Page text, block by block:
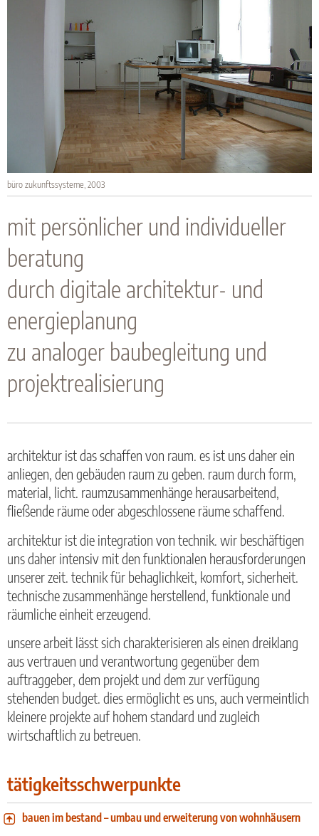
büro zukunftssysteme, 2003
mit persönlicher und individueller
beratung
durch digitale architektur- und
energieplanung
zu analoger baubegleitung und
projektrealisierung
architektur ist das schaffen von raum. es ist uns daher ein
anliegen, den gebäuden raum zu geben. raum durch form,
material, licht. raumzusammenhänge herausarbeitend,
fließende räume oder abgeschlossene räume schaffend.
architektur ist die integration von technik. wir beschäftigen
uns daher intensiv mit den funktionalen herausforderungen
unserer zeit. technik für behaglichkeit, komfort, sicherheit.
technische zusammenhänge herstellend, funktionale und
räumliche einheit erzeugend.
unsere arbeit lässt sich charakterisieren als einen dreiklang
aus vertrauen und verantwortung gegenüber dem
auftraggeber, dem projekt und dem zur verfügung
stehenden budget. dies ermöglicht es uns, auch vermeintlich
kleinere projekte auf hohem standard und zugleich
wirtschaftlich zu betreuen.
tätigkeitsschwerpunkte
bauen im bestand – umbau und erweiterung von wohnhäusern